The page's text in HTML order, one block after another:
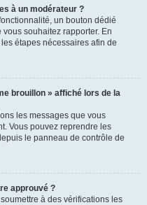
à un modérateur ?
un bouton dédié
souhaitez rapporter. En
étapes nécessaires afin de
brouillon » affiché lors de la
les messages que vous
Vous pouvez reprendre les
le panneau de contrôle de
approuvé ?
à des vérifications les